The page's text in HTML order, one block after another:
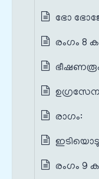
ഭോ
രംഗം 8
രാഗം:
ഇടിയൊടു
രംഗം 9